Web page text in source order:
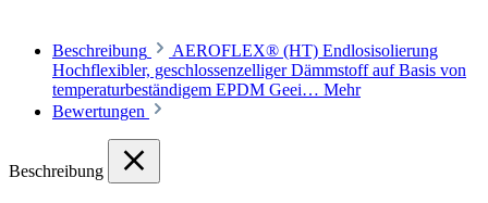
Beschreibung
AEROFLEX® (HT) Endlosisolierung
Hochflexibler, geschlossenzelliger Dämmstoff auf Basis von
temperaturbeständigem EPDM Geei… Mehr
Bewertungen
Beschreibung